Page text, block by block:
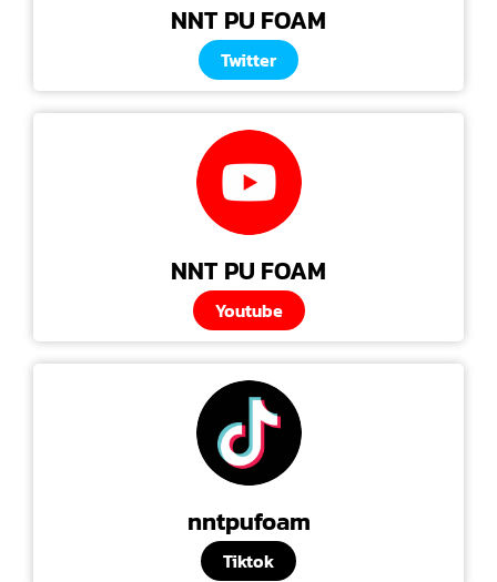
NNT PU FOAM
Twitter
NNT PU FOAM
Youtube
nntpufoam
Tiktok